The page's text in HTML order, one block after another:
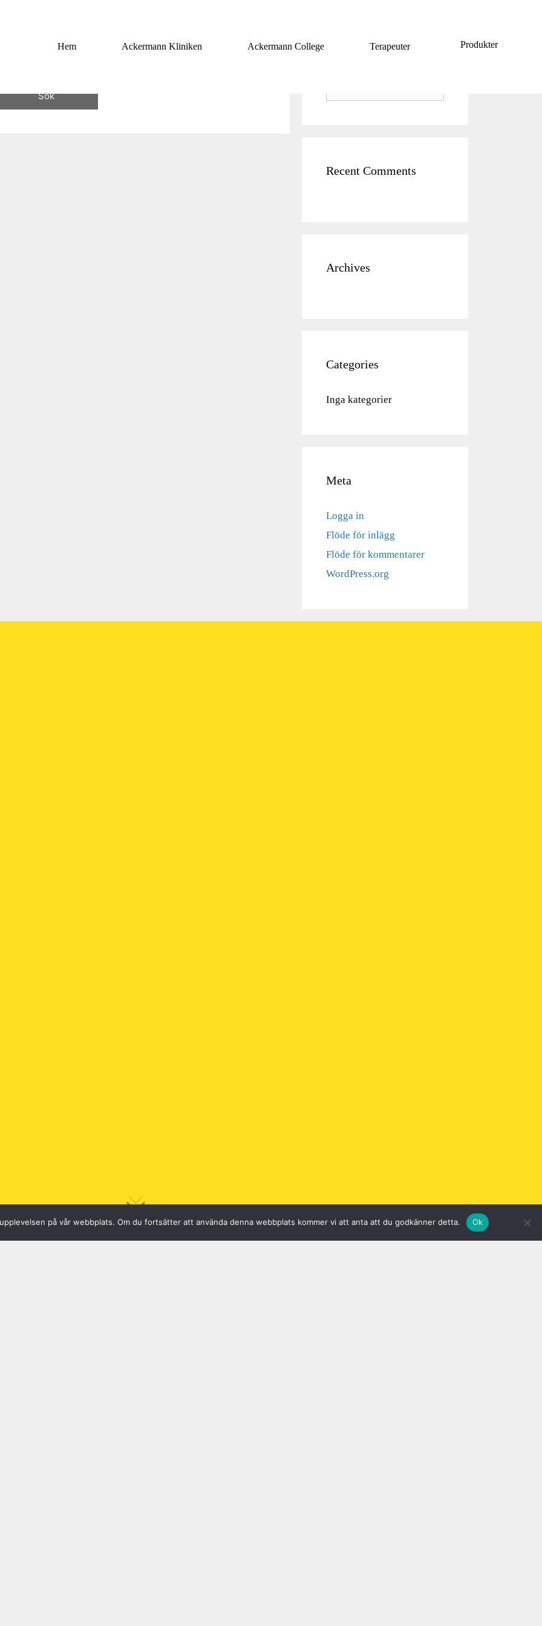
Hem Ackermann Kliniken Ackermann College Terapeuter Produkter
Prova att göra en sökning.
efter:
Recent Comments
Archives
Categories
Inga kategorier
Meta
Logga in
Flöde för inlägg
Flöde för kommentarer
WordPress.org
på vår webbplats. Om du fortsätter att använda denna webbplats kommer vi att anta att du godkänner detta. Ok